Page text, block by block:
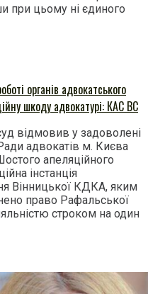
при цьому ні єдиного
органів адвокатського
шкоду адвокатурі: КАС ВС
відмовив у задоволені
адвокатів м. Києва
апеляційного
інстанція
Вінницької КДКА, яким
право Рафальської
строком на один